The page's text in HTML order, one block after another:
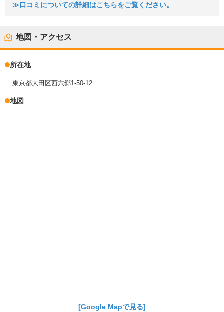
≫口コミについての詳細はこちらをご覧ください。
地図・アクセス
所在地
東京都大田区西六郷1-50-12
地図
[Google Mapで見る]